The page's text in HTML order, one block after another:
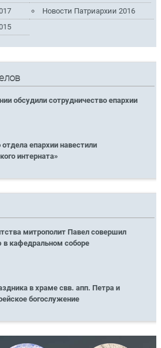
Новости Патриархии 2016
обсудили сотрудничество епархии
епархии навестили
интерната»
митрополит Павел совершил
кафедральном соборе
в храме свв. апп. Петра и
богослужение